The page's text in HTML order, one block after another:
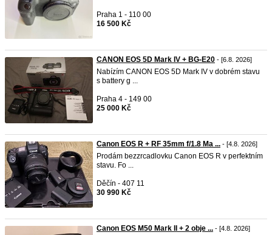
Praha 1 - 110 00
16 500 Kč
CANON EOS 5D Mark IV + BG-E20 - [6.8. 2026]
Nabízím CANON EOS 5D Mark IV v dobrém stavu
s battery g ...
Praha 4 - 149 00
25 000 Kč
Canon EOS R + RF 35mm f/1.8 Ma ... - [4.8. 2026]
Prodám bezzrcadlovku Canon EOS R v perfektním
stavu. Fo ...
Děčín - 407 11
30 990 Kč
Canon EOS M50 Mark II + 2 obje ... - [4.8. 2026]